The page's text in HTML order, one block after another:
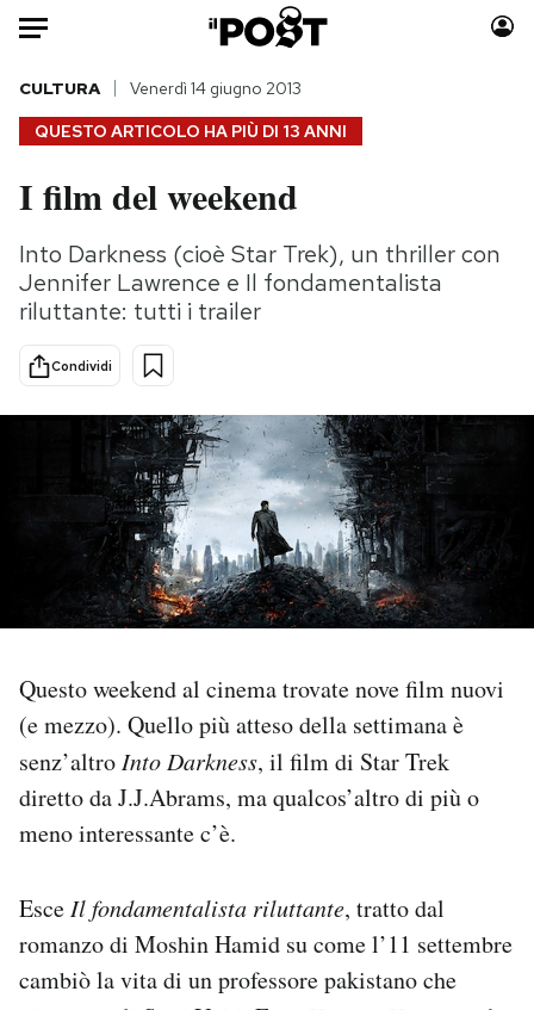
Auto
HOME
Italia
Politica
Tecnologia
Scienza
Economia
Sport
Consumismi
Altrecose
Mondiali calcio 2026
PODCAST
I MIEI PREFERITI
CALENDARIO
AREA PERSONALE
QUESTO ARTICOLO HA PIÙ DI 13 ANNI
CULTURA Venerdì 14 giugno 2013
I film del weekend
Into Darkness (cioè Star Trek), un thriller con
Jennifer Lawrence e Il fondamentalista
riluttante: tutti i trailer
Condividi
Questo weekend al cinema trovate nove film nuovi
(e mezzo). Quello più atteso della settimana è
senz’altro Into Darkness, il film di Star Trek
diretto da J.J.Abrams, ma qualcos’altro di più o
meno interessante c’è.
Esce Il fondamentalista riluttante, tratto dal
romanzo di Moshin Hamid su come l’11 settembre
cambiò la vita di un professore pakistano che